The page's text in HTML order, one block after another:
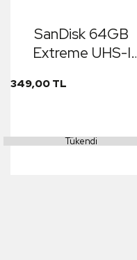
SanDisk 64GB
Extreme UHS-I
349,00 TL
Tükendi